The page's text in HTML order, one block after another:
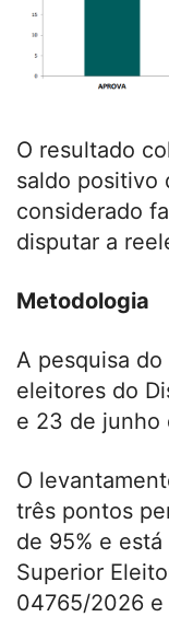
O resultado
saldo positivo
considerado
disputar a
Metodologia
A pesquisa
eleitores do
e 23 de junho
O
três pontos
de 95% e
Superior
04765/2026 e